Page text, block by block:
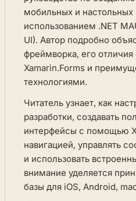
мобильных и
использованием .NET
UI). Автор подробно
фреймворка, его
Xamarin.Forms и
технологиями.
Читатель узнает, как
разработки, создавать
интерфейсы с помощью
навигацией, управлять
и использовать
внимание уделяется
базы для iOS, Android,